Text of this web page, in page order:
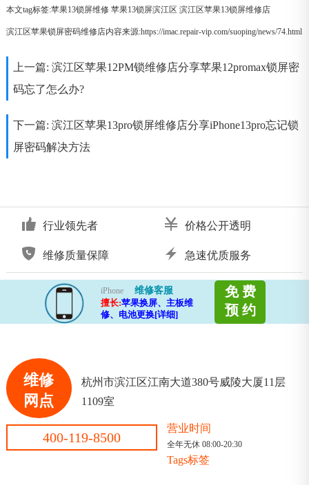
本文tag标签:苹果13锁屏维修 苹果13锁屏滨江区 滨江区苹果13锁屏维修店
滨江区苹果锁屏密码维修店内容来源:https://imac.repair-vip.com/suoping/news/74.html
上一篇: 滨江区苹果12PM锁维修店分享苹果12promax锁屏密
码忘了怎么办?
下一篇: 滨江区苹果13pro锁屏维修店分享iPhone13pro忘记锁
屏密码解决方法
行业领先者 价格公开透明
维修质量保障 急速优质服务
iPhone
维修客服
擅长:苹果换屏、主板维
修、电池更换[详细]
免 费
预 约
维修
网点
杭州市滨江区江南大道380号威陵大厦11层
1109室
400-119-8500
营业时间
全年无休 08:00-20:30
Tags标签